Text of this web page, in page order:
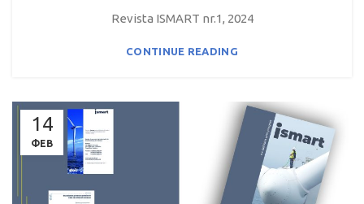
Revista ISMART nr.1, 2024
CONTINUE READING
14
ФЕВ